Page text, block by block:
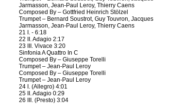
Jarmasson, Jean-Paul Leroy, Thierry Caens
Composed By – Gottfried Heinrich Stölzel
Trumpet – Bernard Soustrot, Guy Touvron, Jacques
Jarmasson, Jean-Paul Leroy, Thierry Caens
21 I. - 6:18
22 II. Adagio 2:17
23 III. Vivace 3:20
Sinfonia A Quattro In C
Composed By – Giuseppe Torelli
Trumpet – Jean-Paul Leroy
Composed By – Giuseppe Torelli
Trumpet – Jean-Paul Leroy
24 I. (Allegro) 4:01
25 II. Adagio 0:29
26 III. (Presto) 3:04